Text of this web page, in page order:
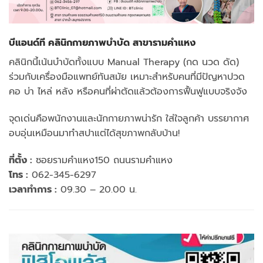
บีแอนด์ที คลินิกกายภาพบำบัด สาขารามคำแหง
คลินิกนี้เน้นบำบัดทั้งแบบ Manual Therapy (กด นวด ดัด)
ร่วมกับเครื่องมือแพทย์ทันสมัย เหมาะสำหรับคนที่มีปัญหาปวด
คอ บ่า ไหล่ หลัง หรือคนที่ผ่าตัดแล้วต้องการฟื้นฟูแบบจริงจัง
จุดเด่นคือพนักงานและนักกายภาพน่ารัก ใส่ใจลูกค้า บรรยากาศ
อบอุ่นเหมือนมาทำสปาแต่ได้สุขภาพกลับบ้าน!
ที่ตั้ง : ซอย​ราม​คำแหง150​ ถนนรามคำแหง
โทร : 062-345-6297
เวลาทำการ : 09.30 – 20.00 น.